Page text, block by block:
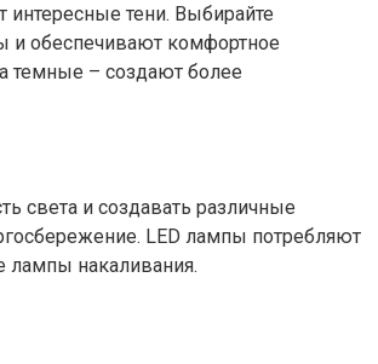
интересные тени. Выбирайте
и обеспечивают комфортное
темные – создают более
света и создавать различные
LED лампы потребляют
лампы накаливания.